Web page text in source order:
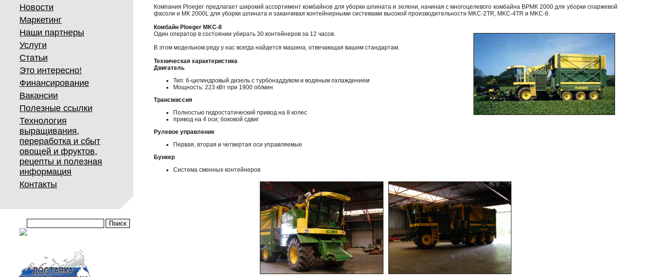
Новости
Маркетинг
Наши партнеры
Услуги
Статьи
Это интересно!
Финансирование
Вакансии
Полезные ссылки
Технология
выращивания,
переработка и сбыт
овощей и фруктов,
рецепты и полезная
информация
Контакты
Компания Ploeger предлагает широкий ассортимент комбайнов для уборки шпината и зелени, начиная с многоцелевого комбайна BPMK 2000 для уборки спаржевой
фасоли и MK 2000L для уборки шпината и заканчивая контейнерными системами высокой производительности MKC-2TR, MKC-4TR и MKC-8.
Комбайн Ploeger MKC-8
Один оператор в состоянии убирать 30 контейнеров за 12 часов.
В этом модельном ряду у нас всегда найдется машина, отвечающая вашим стандартам.
Техническая характеристика
Двигатель
Тип: 6-цилиндровый дизель с турбонаддувом и водяным охлаждением
Мощность: 223 кВт при 1900 об/мин
Трансмиссия
Полностью гидростатический привод на 8 колес
привод на 4 оси; боковой сдвиг
Рулевое управление
Первая, вторая и четвертая оси управляемые
Бункер
Система сменных контейнеров